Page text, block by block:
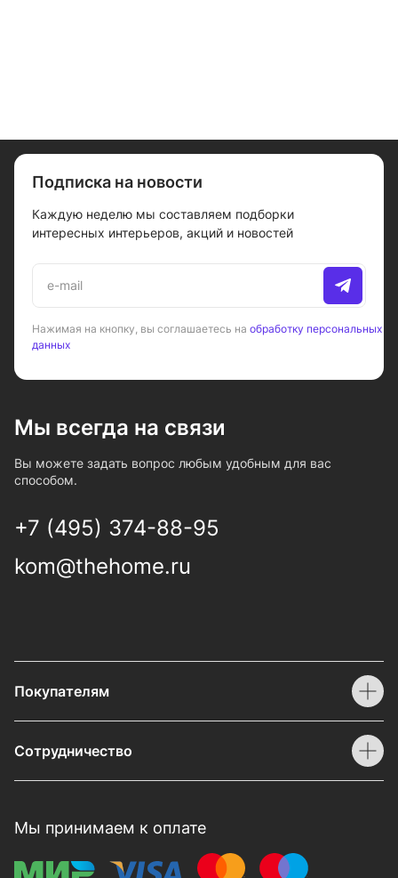
Подписка на новости
Каждую неделю мы составляем подборки
интересных интерьеров, акций и новостей
Нажимая на кнопку, вы соглашаетесь на обработку персональных
данных
Мы всегда на связи
Вы можете задать вопрос любым удобным для вас
способом.
+7 (495) 374-88-95
kom@thehome.ru
Покупателям
Сотрудничество
Мы принимаем к оплате